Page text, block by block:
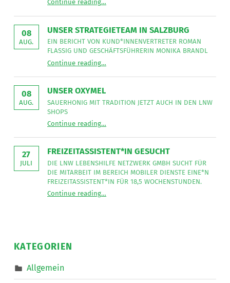
Continue readingGelungener
der
Intarsia
…
08
AUG.
UNSER STRATEGIETEAM IN SALZBURG
EIN BERICHT VON KUND*INNENVERTRETER ROMAN
FLASSIG UND GESCHÄFTSFÜHRERIN MONIKA BRANDL
Continue readingEin
von
Roman
Flassig
und
Monika
Brandl
…
08
AUG.
UNSER OXYMEL
SAUERHONIG MIT TRADITION JETZT AUCH IN DEN LNW
SHOPS
Continue readingSauerhonig
Tradition
auch
den
LNW
Shops
”
…
27
JULI
FREIZEITASSISTENT*IN GESUCHT
DIE LNW LEBENSHILFE NETZWERK GMBH SUCHT FÜR
DIE MITARBEIT IM BEREICH MOBILER DIENSTE EINE*N
FREIZEITASSISTENT*IN FÜR 18,5 WOCHENSTUNDEN.
Continue readingDie
Dienste
…
KATEGORIEN
Allgemein